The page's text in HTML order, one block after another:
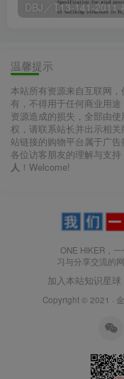
温馨提示
本站所有资源来自互联网
有，不得用于任何商业用
资源造成的损失，全部由
权，请联系站长并出示相
站链接的购物平台属于广
各位访客朋友的理解与支持
人 ！Welcome!
ONE HIKER，
习与分享交流的
加入本站知识星球
Copyright © 2021 ·